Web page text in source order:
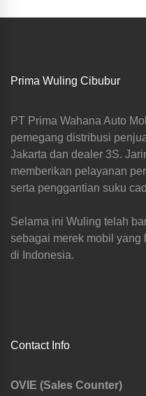
Prima Wuling Cibubur
PT Prima Wahana Auto
pemegang distribusi
Jakarta dan dealer 3S.
memberikan pelayanan
serta penggantian suku
Selama ini Wuling telah
sebagai merek mobil
di Indonesia.
Contact Info
OVIE (Sales Counter)